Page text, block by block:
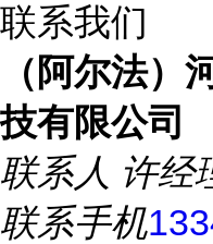
联系我们
（阿尔法）
技有限公司
联系人 许经
联系手机